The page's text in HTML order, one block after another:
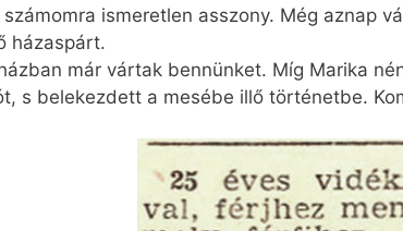
számomra ismeretlen asszony. Még aznap
házaspárt.
már vártak bennünket. Míg Marika
s belekezdett a mesébe illő történetbe.